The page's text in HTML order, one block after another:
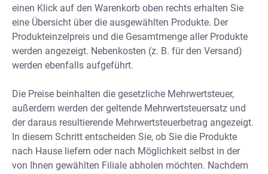
einen Klick auf den Warenkorb oben rechts erhalten Sie
eine Übersicht über die ausgewählten Produkte. Der
Produkteinzelpreis und die Gesamtmenge aller Produkte
werden angezeigt. Nebenkosten (z. B. für den Versand)
werden ebenfalls aufgeführt.
Die Preise beinhalten die gesetzliche Mehrwertsteuer,
außerdem werden der geltende Mehrwertsteuersatz und
der daraus resultierende Mehrwertsteuerbetrag angezeigt.
In diesem Schritt entscheiden Sie, ob Sie die Produkte
nach Hause liefern oder nach Möglichkeit selbst in der
von Ihnen gewählten Filiale abholen möchten. Nachdem